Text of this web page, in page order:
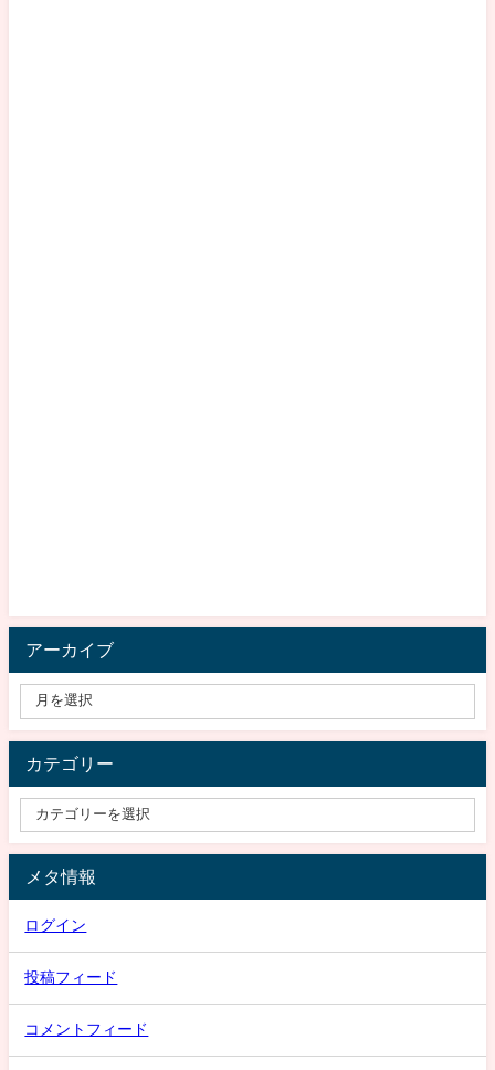
アーカイブ
カテゴリー
メタ情報
ログイン
投稿フィード
コメントフィード